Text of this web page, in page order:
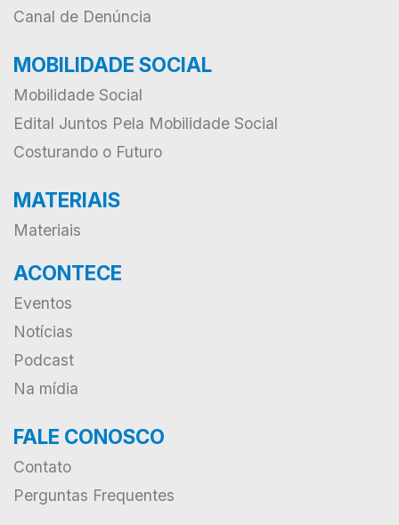
Canal de Denúncia
MOBILIDADE SOCIAL
Mobilidade Social
Edital Juntos Pela Mobilidade Social
Costurando o Futuro
MATERIAIS
Materiais
ACONTECE
Eventos
Notícias
Podcast
Na mídia
FALE CONOSCO
Contato
Perguntas Frequentes